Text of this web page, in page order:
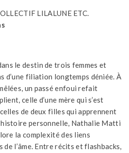
LILALUNE ETC.
le destin de trois femmes et
d’une filiation longtemps déniée. À
un passé enfoui refait
celle d’une mère qui s’est
de deux filles qui apprennent
personnelle, Nathalie Matti
la complexité des liens
l’âme. Entre récits et flashbacks,